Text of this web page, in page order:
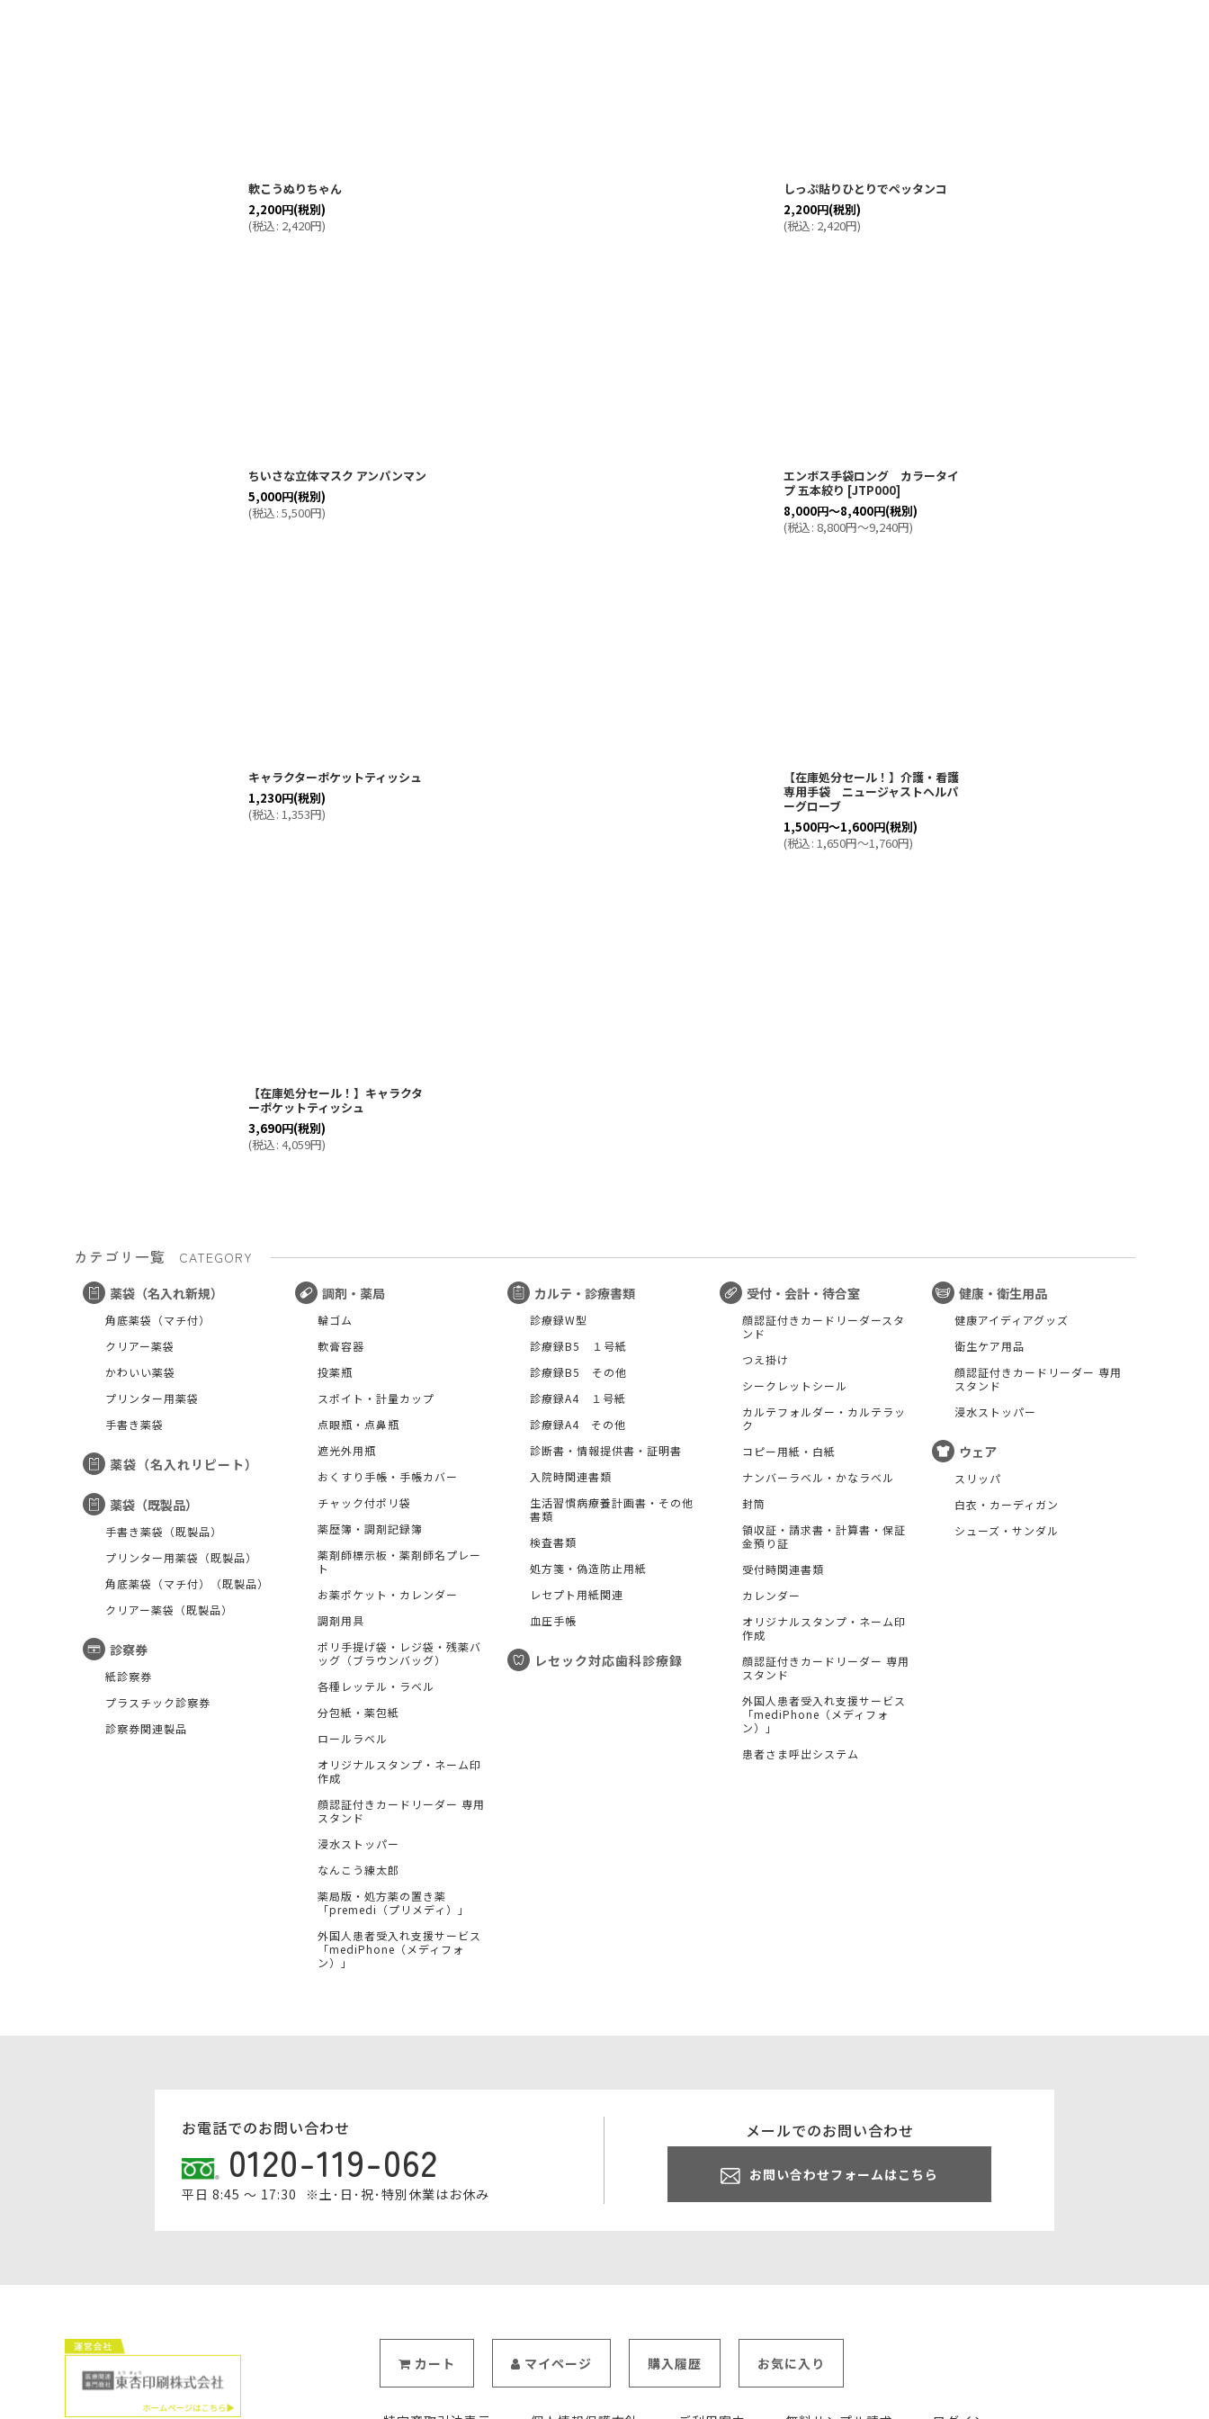
軟こうぬりちゃん
2,200円(税別)
(税込: 2,420円)
しっぷ貼りひとりでペッタンコ
2,200円(税別)
(税込: 2,420円)
ちいさな立体マスク アンパンマン
5,000円(税別)
(税込: 5,500円)
エンボス手袋ロング カラータイ
プ 五本絞り [JTP000]
8,000円～8,400円(税別)
(税込: 8,800円～9,240円)
キャラクターポケットティッシュ
1,230円(税別)
(税込: 1,353円)
【在庫処分セール！】介護・看護
専用手袋 ニュージャストヘルパ
ーグローブ
1,500円～1,600円(税別)
(税込: 1,650円～1,760円)
【在庫処分セール！】キャラクタ
ーポケットティッシュ
3,690円(税別)
(税込: 4,059円)
カテゴリ一覧
CATEGORY
薬袋（名入れ新規）
角底薬袋（マチ付）
クリアー薬袋
かわいい薬袋
プリンター用薬袋
手書き薬袋
薬袋（名入れリピート）
薬袋（既製品）
手書き薬袋（既製品）
プリンター用薬袋（既製品）
角底薬袋（マチ付）（既製品）
クリアー薬袋（既製品）
診察券
紙診察券
プラスチック診察券
診察券関連製品
調剤・薬局
輪ゴム
軟膏容器
投薬瓶
スポイト・計量カップ
点眼瓶・点鼻瓶
遮光外用瓶
おくすり手帳・手帳カバー
チャック付ポリ袋
薬歴簿・調剤記録簿
薬剤師標示板・薬剤師名プレー
ト
お薬ポケット・カレンダー
調剤用具
ポリ手提げ袋・レジ袋・残薬バ
ッグ（ブラウンバッグ）
各種レッテル・ラベル
分包紙・薬包紙
ロールラベル
オリジナルスタンプ・ネーム印
作成
顔認証付きカードリーダー 専用
スタンド
浸水ストッパー
なんこう練太郎
薬局版・処方薬の置き薬
「premedi（プリメディ）」
外国人患者受入れ支援サービス
「mediPhone（メディフォ
ン）」
カルテ・診療書類
診療録W型
診療録B5 １号紙
診療録B5 その他
診療録A4 １号紙
診療録A4 その他
診断書・情報提供書・証明書
入院時関連書類
生活習慣病療養計画書・その他
書類
検査書類
処方箋・偽造防止用紙
レセプト用紙関連
血圧手帳
レセック対応歯科診療録
受付・会計・待合室
顔認証付きカードリーダースタ
ンド
つえ掛け
シークレットシール
カルテフォルダー・カルテラッ
ク
コピー用紙・白紙
ナンバーラベル・かなラベル
封筒
領収証・請求書・計算書・保証
金預り証
受付時関連書類
カレンダー
オリジナルスタンプ・ネーム印
作成
顔認証付きカードリーダー 専用
スタンド
外国人患者受入れ支援サービス
「mediPhone（メディフォ
ン）」
患者さま呼出システム
健康・衛生用品
健康アイディアグッズ
衛生ケア用品
顔認証付きカードリーダー 専用
スタンド
浸水ストッパー
ウェア
スリッパ
白衣・カーディガン
シューズ・サンダル
お電話でのお問い合わせ
0120-119-062
平日 8:45 ～ 17:30 ※土･日･祝･特別休業はお休み
メールでのお問い合わせ
お問い合わせフォームはこちら
カート マイページ 購入履歴 お気に入り